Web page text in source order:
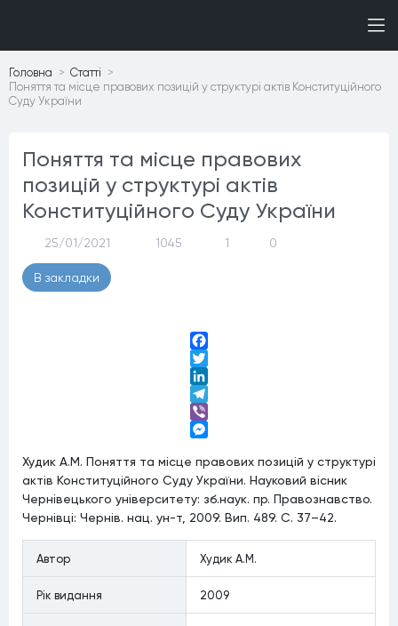
Головна
Статтi
Поняття та місце правових позицій у структурі актів Конституційного
Суду України
Поняття та місце правових
позицій у структурі актів
Конституційного Суду України
25/01/2021 1045 1 0
В закладки
Facebook
Twitter
LinkedIn
Telegram
Viber
Худик А.М. Поняття та місце правових позицій у структурі
актів Конституційного Суду України. Науковий вісник
Чернівецького університету: зб.наук. пр. Правознавство.
Чернівці: Чернів. нац. ун-т, 2009. Вип. 489. С. 37–42.
Автор Худик А.М.
Рiк видання 2009